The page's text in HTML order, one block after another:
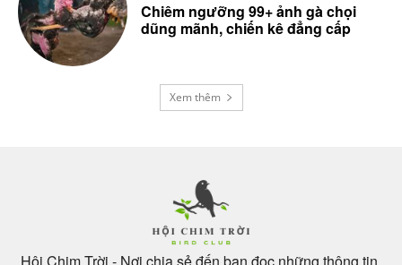
Chiêm ngưỡng 99+ ảnh gà chọi
dũng mãnh, chiến kê đẳng cấp
Xem thêm